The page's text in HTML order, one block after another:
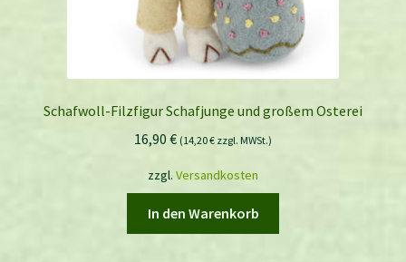
Schafwoll-Filzfigur Schafjunge und großem Osterei
16,90 € (14,20€ zzgl. MWSt.)
zzgl. Versandkosten
In den Warenkorb